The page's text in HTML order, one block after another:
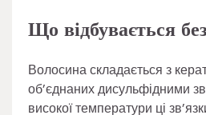
Що відбувається
Волосина складається з
об’єднаних дисульфідними
високої температури ці